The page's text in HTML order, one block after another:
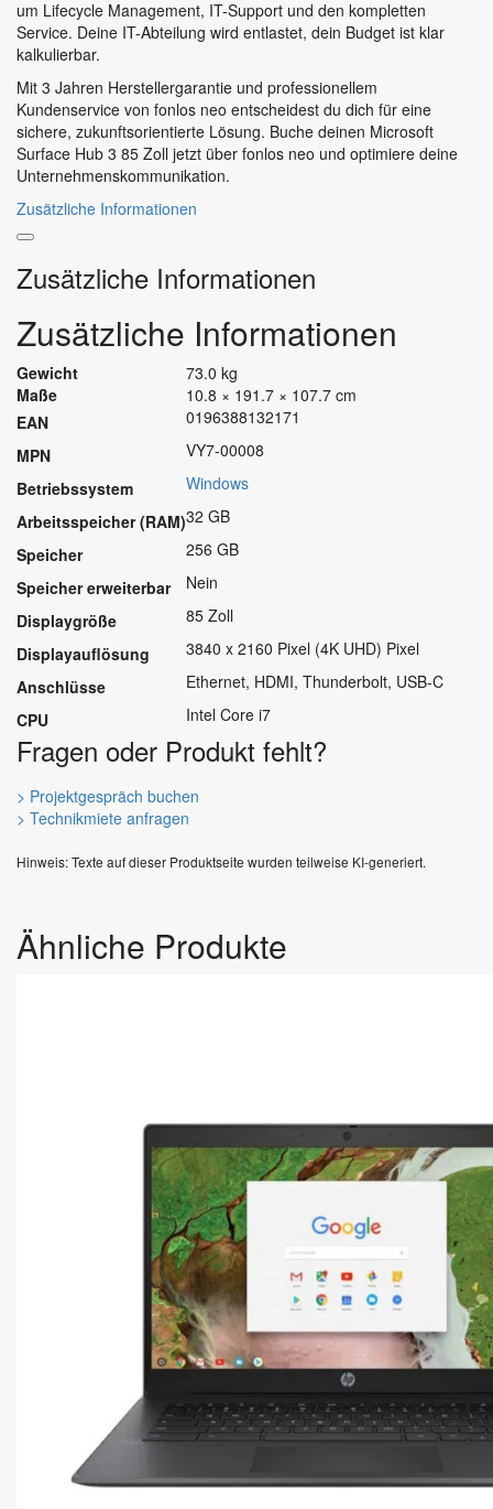
um Lifecycle Management, IT-Support und den kompletten
Service. Deine IT-Abteilung wird entlastet, dein Budget ist klar
kalkulierbar.
Mit 3 Jahren Herstellergarantie und professionellem
Kundenservice von fonlos neo entscheidest du dich für eine
sichere, zukunftsorientierte Lösung. Buche deinen Microsoft
Surface Hub 3 85 Zoll jetzt über fonlos neo und optimiere deine
Unternehmenskommunikation.
Zusätzliche Informationen
Zusätzliche Informationen
Zusätzliche Informationen
Gewicht
73.0 kg
Maße
10.8 × 191.7 × 107.7 cm
EAN
0196388132171
MPN
VY7-00008
Betriebssystem
Windows
Arbeitsspeicher (RAM)32 GB
Speicher
256 GB
Speicher erweiterbar
Nein
Displaygröße
85 Zoll
Displayauflösung
3840 x 2160 Pixel (4K UHD) Pixel
Anschlüsse
Ethernet, HDMI, Thunderbolt, USB-C
CPU
Intel Core i7
Fragen oder Produkt fehlt?
> Projektgespräch buchen
> Technikmiete anfragen
Hinweis: Texte auf dieser Produktseite wurden teilweise KI-generiert.
Ähnliche Produkte